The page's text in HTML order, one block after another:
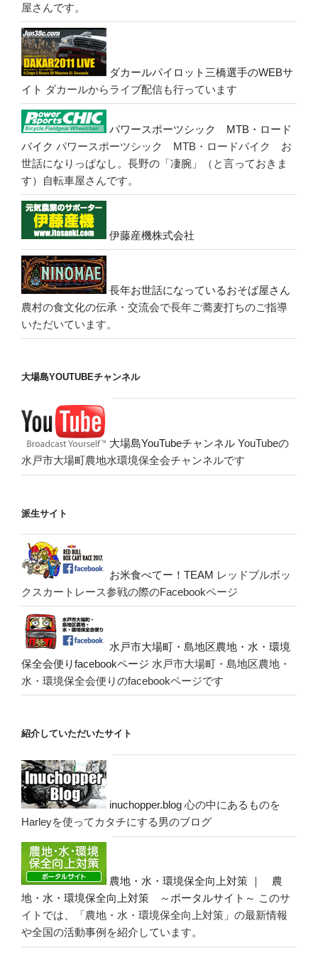
屋さんです。
ダカールパイロット三橋選手のWEBサ
イト ダカールからライブ配信も行っています
パワースポーツシック MTB・ロード
バイク パワースポーツシック MTB・ロードバイク お
世話になりっぱなし。長野の「凄腕」（と言っておきま
す）自転車屋さんです。
伊藤産機株式会社
長年お世話になっているおそば屋さん
農村の食文化の伝承・交流会で長年ご蕎麦打ちのご指導
いただいています。
大場島YOUTUBEチャンネル
大場島YouTubeチャンネル YouTubeの
水戸市大場町農地水環境保全会チャンネルです
派生サイト
お米食べてー！TEAM レッドブルボッ
クスカートレース参戦の際のFacebookページ
水戸市大場町・島地区農地・水・環境
保全会便りfacebookページ 水戸市大場町・島地区農地・
水・環境保全会便りのfacebookページです
紹介していただいたサイト
inuchopper.blog 心の中にあるものを
Harleyを使ってカタチにする男のブログ
農地・水・環境保全向上対策 ｜ 農
地・水・環境保全向上対策 ～ポータルサイト～ このサ
イトでは、「農地・水・環境保全向上対策」の最新情報
や全国の活動事例を紹介しています。